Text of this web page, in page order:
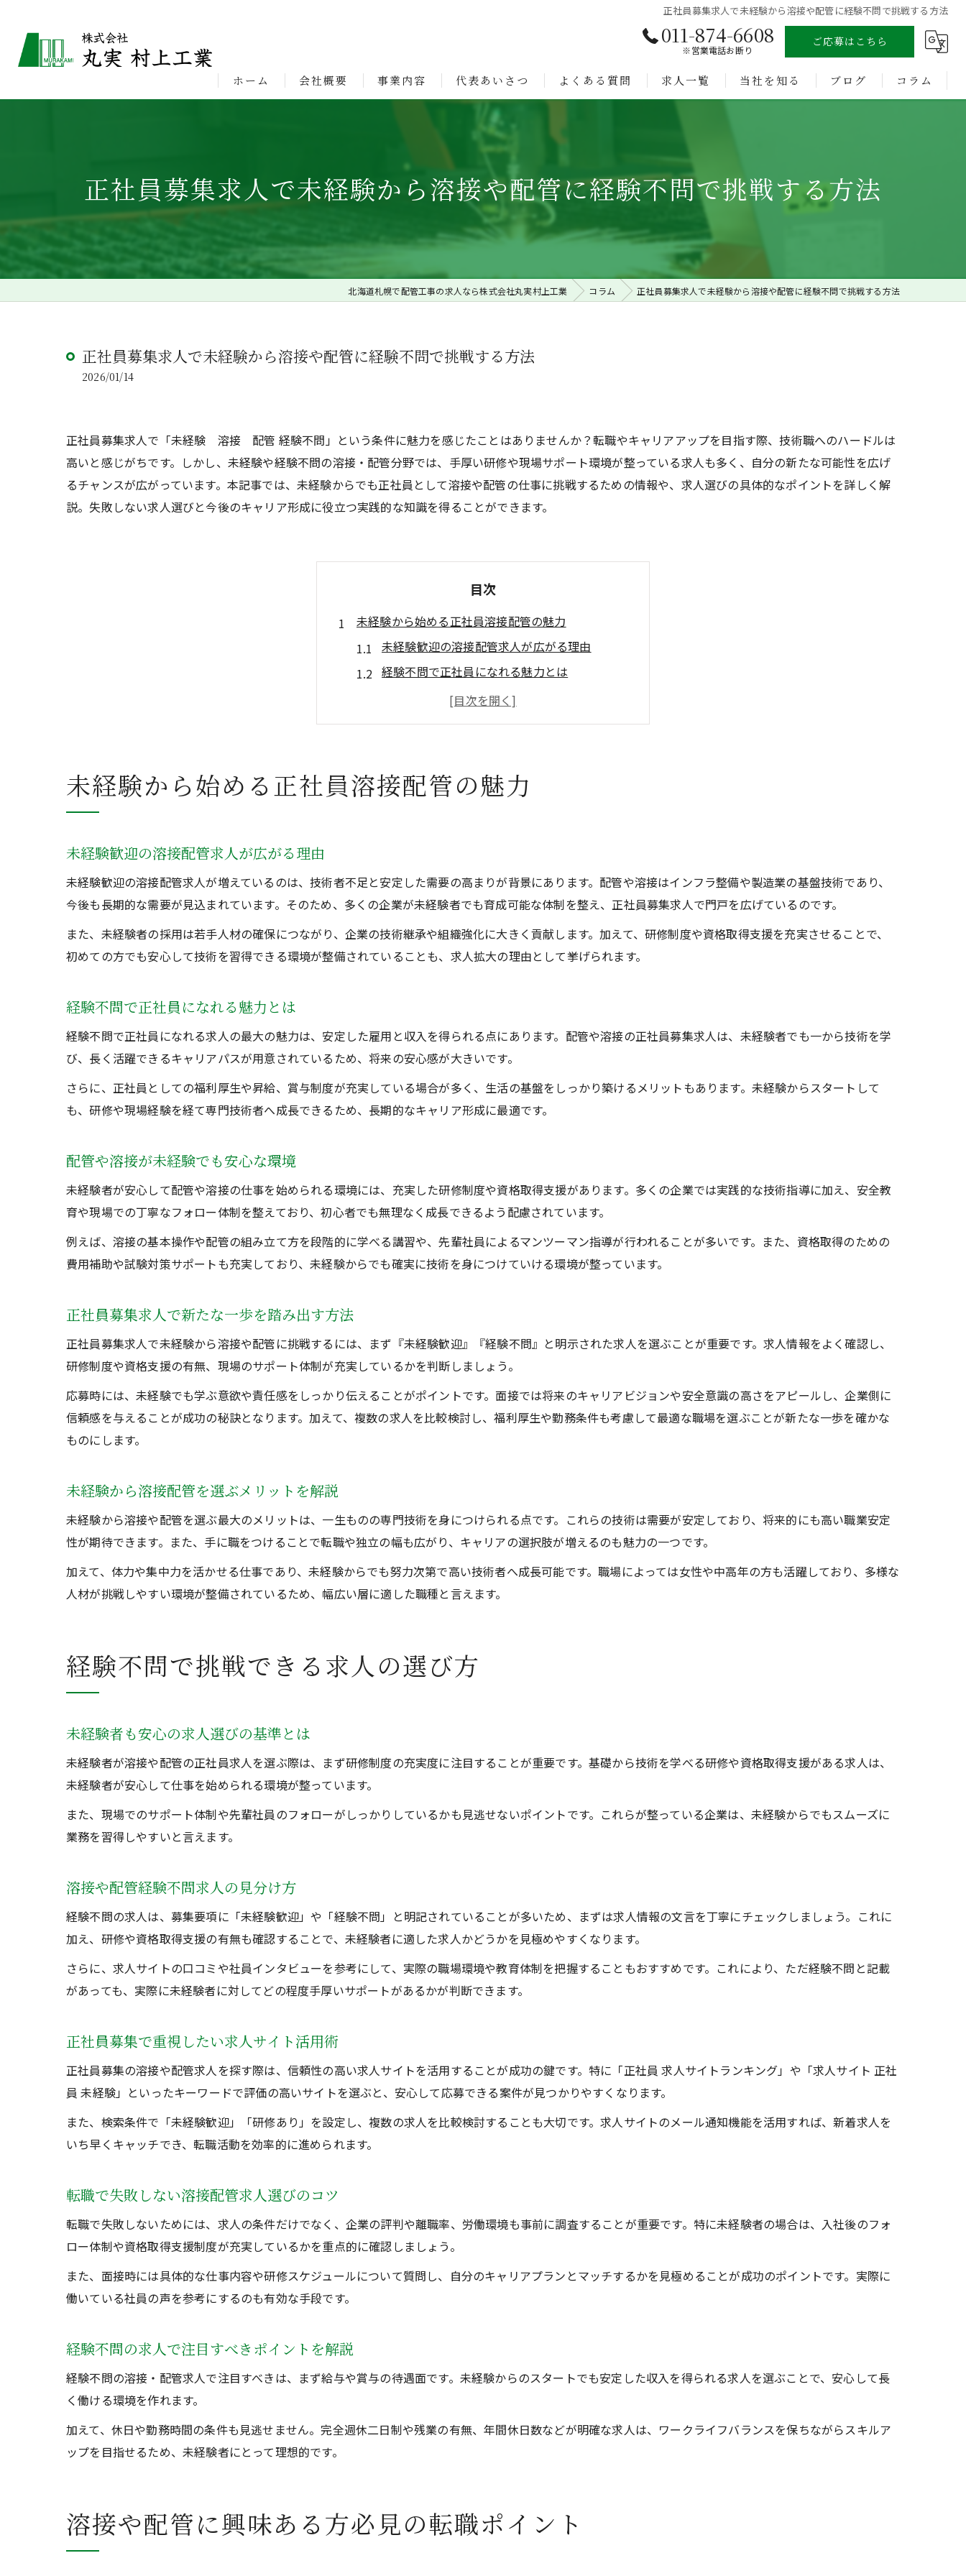
正社員募集求人で未経験から溶接や配管に経験不問で挑戦する方法
011-874-6608
※営業電話お断り
ご応募はこちら
ホーム 会社概要 事業内容 代表あいさつ よくある質問 求人一覧 当社を知る
経験者
ブログ コラム
正社員募集求人で未経験から溶接や配管に経験不問で挑戦する方法
北海道札幌で配管工事の求人なら株式会社丸実村上工業 コラム 正社員募集求人で未経験から溶接や配管に経験不問で挑戦する方法
正社員募集求人で未経験から溶接や配管に経験不問で挑戦する方法
2026/01/14
正社員募集求人で「未経験 溶接 配管 経験不問」という条件に魅力を感じたことはありませんか？転職やキャリアアップを目指す際、技術職へのハードルは
高いと感じがちです。しかし、未経験や経験不問の溶接・配管分野では、手厚い研修や現場サポート環境が整っている求人も多く、自分の新たな可能性を広げ
るチャンスが広がっています。本記事では、未経験からでも正社員として溶接や配管の仕事に挑戦するための情報や、求人選びの具体的なポイントを詳しく解
説。失敗しない求人選びと今後のキャリア形成に役立つ実践的な知識を得ることができます。
目次
未経験から始める正社員溶接配管の魅力
未経験歓迎の溶接配管求人が広がる理由
経験不問で正社員になれる魅力とは
配管や溶接が未経験でも安心な環境
正社員募集求人で新たな一歩を踏み出す方法
経験不問で挑戦できる求人の選び方
未経験者も安心の求人選びの基準とは
転職で失敗しない溶接配管求人選びのコツ
経験不問の求人で注目すべきポイントを解説
未経験から溶接配管転職を成功させる秘訣
未経験歓迎求人でステップアップするコツ
未経験から正社員で技術職に挑戦する流れ
経験不問求人の研修制度と成長環境を解説
未経験で正社員採用を勝ち取るポイント
溶接配管経験不問求人の活用術を紹介
未経験歓迎求人で長く働くコツと秘訣
経験不問求人の安心サポート体制を徹底解説
未経験者も安心の研修と現場サポート体制
溶接配管経験不問求人の福利厚生とは
未経験から始める正社員溶接配管の魅力
未経験歓迎の溶接配管求人が広がる理由
未経験歓迎の溶接配管求人が増えているのは、技術者不足と安定した需要の高まりが背景にあります。配管や溶接はインフラ整備や製造業の基盤技術であり、
今後も長期的な需要が見込まれています。そのため、多くの企業が未経験者でも育成可能な体制を整え、正社員募集求人で門戸を広げているのです。
また、未経験者の採用は若手人材の確保につながり、企業の技術継承や組織強化に大きく貢献します。加えて、研修制度や資格取得支援を充実させることで、
初めての方でも安心して技術を習得できる環境が整備されていることも、求人拡大の理由として挙げられます。
経験不問で正社員になれる魅力とは
経験不問で正社員になれる求人の最大の魅力は、安定した雇用と収入を得られる点にあります。配管や溶接の正社員募集求人は、未経験者でも一から技術を学
び、長く活躍できるキャリアパスが用意されているため、将来の安心感が大きいです。
さらに、正社員としての福利厚生や昇給、賞与制度が充実している場合が多く、生活の基盤をしっかり築けるメリットもあります。未経験からスタートして
も、研修や現場経験を経て専門技術者へ成長できるため、長期的なキャリア形成に最適です。
配管や溶接が未経験でも安心な環境
未経験者が安心して配管や溶接の仕事を始められる環境には、充実した研修制度や資格取得支援があります。多くの企業では実践的な技術指導に加え、安全教
育や現場での丁寧なフォロー体制を整えており、初心者でも無理なく成長できるよう配慮されています。
例えば、溶接の基本操作や配管の組み立て方を段階的に学べる講習や、先輩社員によるマンツーマン指導が行われることが多いです。また、資格取得のための
費用補助や試験対策サポートも充実しており、未経験からでも確実に技術を身につけていける環境が整っています。
正社員募集求人で新たな一歩を踏み出す方法
正社員募集求人で未経験から溶接や配管に挑戦するには、まず『未経験歓迎』『経験不問』と明示された求人を選ぶことが重要です。求人情報をよく確認し、
研修制度や資格支援の有無、現場のサポート体制が充実しているかを判断しましょう。
応募時には、未経験でも学ぶ意欲や責任感をしっかり伝えることがポイントです。面接では将来のキャリアビジョンや安全意識の高さをアピールし、企業側に
信頼感を与えることが成功の秘訣となります。加えて、複数の求人を比較検討し、福利厚生や勤務条件も考慮して最適な職場を選ぶことが新たな一歩を確かな
ものにします。
未経験から溶接配管を選ぶメリットを解説
未経験から溶接や配管を選ぶ最大のメリットは、一生ものの専門技術を身につけられる点です。これらの技術は需要が安定しており、将来的にも高い職業安定
性が期待できます。また、手に職をつけることで転職や独立の幅も広がり、キャリアの選択肢が増えるのも魅力の一つです。
加えて、体力や集中力を活かせる仕事であり、未経験からでも努力次第で高い技術者へ成長可能です。職場によっては女性や中高年の方も活躍しており、多様な
人材が挑戦しやすい環境が整備されているため、幅広い層に適した職種と言えます。
経験不問で挑戦できる求人の選び方
未経験者も安心の求人選びの基準とは
未経験者が溶接や配管の正社員求人を選ぶ際は、まず研修制度の充実度に注目することが重要です。基礎から技術を学べる研修や資格取得支援がある求人は、
未経験者が安心して仕事を始められる環境が整っています。
また、現場でのサポート体制や先輩社員のフォローがしっかりしているかも見逃せないポイントです。これらが整っている企業は、未経験からでもスムーズに
業務を習得しやすいと言えます。
溶接や配管経験不問求人の見分け方
経験不問の求人は、募集要項に「未経験歓迎」や「経験不問」と明記されていることが多いため、まずは求人情報の文言を丁寧にチェックしましょう。これに
加え、研修や資格取得支援の有無も確認することで、未経験者に適した求人かどうかを見極めやすくなります。
さらに、求人サイトの口コミや社員インタビューを参考にして、実際の職場環境や教育体制を把握することもおすすめです。これにより、ただ経験不問と記載
があっても、実際に未経験者に対してどの程度手厚いサポートがあるかが判断できます。
正社員募集で重視したい求人サイト活用術
正社員募集の溶接や配管求人を探す際は、信頼性の高い求人サイトを活用することが成功の鍵です。特に「正社員 求人サイトランキング」や「求人サイト 正社
員 未経験」といったキーワードで評価の高いサイトを選ぶと、安心して応募できる案件が見つかりやすくなります。
また、検索条件で「未経験歓迎」「研修あり」を設定し、複数の求人を比較検討することも大切です。求人サイトのメール通知機能を活用すれば、新着求人を
いち早くキャッチでき、転職活動を効率的に進められます。
転職で失敗しない溶接配管求人選びのコツ
転職で失敗しないためには、求人の条件だけでなく、企業の評判や離職率、労働環境も事前に調査することが重要です。特に未経験者の場合は、入社後のフォ
ロー体制や資格取得支援制度が充実しているかを重点的に確認しましょう。
また、面接時には具体的な仕事内容や研修スケジュールについて質問し、自分のキャリアプランとマッチするかを見極めることが成功のポイントです。実際に
働いている社員の声を参考にするのも有効な手段です。
経験不問の求人で注目すべきポイントを解説
経験不問の溶接・配管求人で注目すべきは、まず給与や賞与の待遇面です。未経験からのスタートでも安定した収入を得られる求人を選ぶことで、安心して長
く働ける環境を作れます。
加えて、休日や勤務時間の条件も見逃せません。完全週休二日制や残業の有無、年間休日数などが明確な求人は、ワークライフバランスを保ちながらスキルア
ップを目指せるため、未経験者にとって理想的です。
溶接や配管に興味ある方必見の転職ポイント